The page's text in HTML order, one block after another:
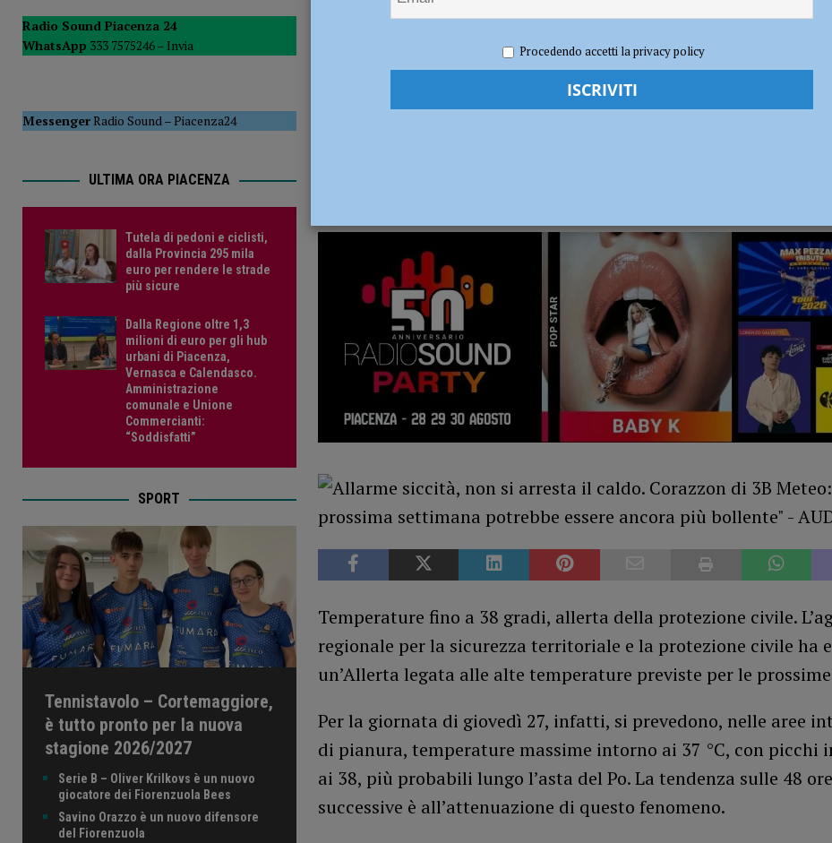
POLITICA
[ 5 Agosto 2026 ] Caldo estremo e asili nido, Tagliaferri (FdI): “Verificare subito la situazione nella provincia di Piacenza”
Temperature fino a 38 gradi, allerta della protezione civile.
regionale per la sicurezza territoriale e la protezione civile ha
un’Allerta legata alle alte temperature previste per le
Per la giornata di giovedì 27, infatti, si prevedono, nelle aree
di pianura, temperature massime intorno ai 37 °C, con picchi
ai 38, più probabili lungo l’asta del Po. La tendenza sulle 48 ore
successive è all’attenuazione di questo fenomeno.
Radio Sound Piacenza 24
WhatsApp 333 7575246 – Invia
MessengerRadio Sound–Piacenza24
ULTIMA ORA PIACENZA
Tutela di pedoni e ciclisti,
dalla Provincia 295 mila
euro per rendere le strade
più sicure
Dalla Regione oltre 1,3
milioni di euro per gli hub
urbani di Piacenza,
Vernasca e Calendasco.
Amministrazione
comunale e Unione
Commercianti:
“Soddisfatti”
SPORT
Tennistavolo – Cortemaggiore,
è tutto pronto per la nuova
stagione 2026/2027
Serie B – Oliver Krilkovs è un nuovo
giocatore dei Fiorenzuola Bees
Savino Orazzo è un nuovo difensore
del Fiorenzuola
Procedendo accetti la privacy policy